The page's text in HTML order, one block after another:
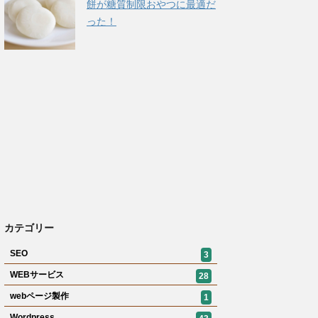
餅が糖質制限おやつに最適だ
った！
カテゴリー
SEO
3
WEBサービス
28
webページ製作
1